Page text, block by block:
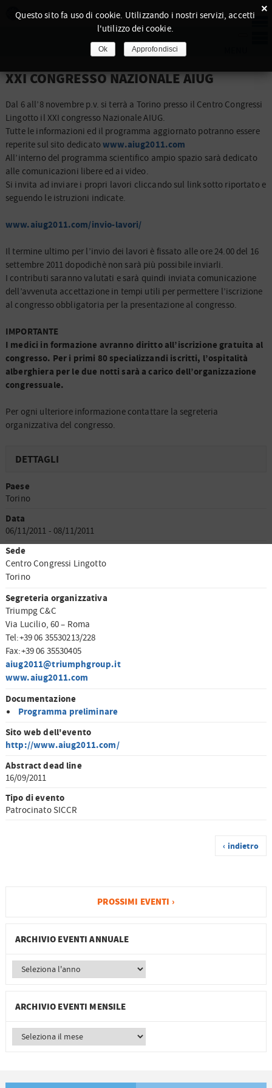
XXI CONGRESSO NAZIONALE AIUG
Dal 6 all’8 novembre p.v. si terrà a Torino presso il Centro Congressi
Lingotto il XXI congresso Nazionale AIUG.
Tutte le informazioni ed il programma aggiornato potranno essere
reperite sul sito dedicatowww.aiug2011.com
All’interno del programma scientifico ampio spazio sarà dedicato
alle comunicazioni libere ed ai video.
Si invita ad inviare i propri lavori cliccando sul link sotto riportato e
seguendo le istruzioni indicate.
www.aiug2011.com/invio-lavori/
Il termine ultimo per l’invio dei lavori è fissato alle ore 24.00 del 16
settembre 2011 dopodichè non sarà più possibile inviarli.
I contributi saranno valutati e sarà quindi inviata comunicazione
dell’avvenuta accettazione in tempi utili per permettere l’iscrizione
al congresso obbligatoria per la presentazione al congresso.
IMPORTANTE
I medici in formazione avranno diritto all’iscrizione gratuita al
congresso. Per i primi 80 specializzandi iscritti, l’ospitalità
alberghiera per le due notti sarà a carico dell’organizzazione
congressuale.
Per ogni ulteriore informazione contattare la segreteria
organizzativa del congresso.
DETTAGLI
Paese
Torino
Data
06/11/2011 - 08/11/2011
Sede
Centro Congressi Lingotto
Torino
Segreteria organizzativa
Triumpg C&C
Via Lucilio, 60 – Roma
Tel:+39 06 35530213/228
Fax:+39 06 35530405
aiug2011@triumphgroup.it
www.aiug2011.com
Documentazione
Programma preliminare
Sito web dell'evento
http://www.aiug2011.com/
Abstract dead line
16/09/2011
Tipo di evento
Patrocinato SICCR
‹ indietro
PROSSIMI EVENTI ›
ARCHIVIO EVENTI ANNUALE
ARCHIVIO EVENTI MENSILE
×
Questo sito fa uso di cookie. Utilizzando i nostri servizi, accetti
l'utilizzo dei cookie.
Ok Approfondisci